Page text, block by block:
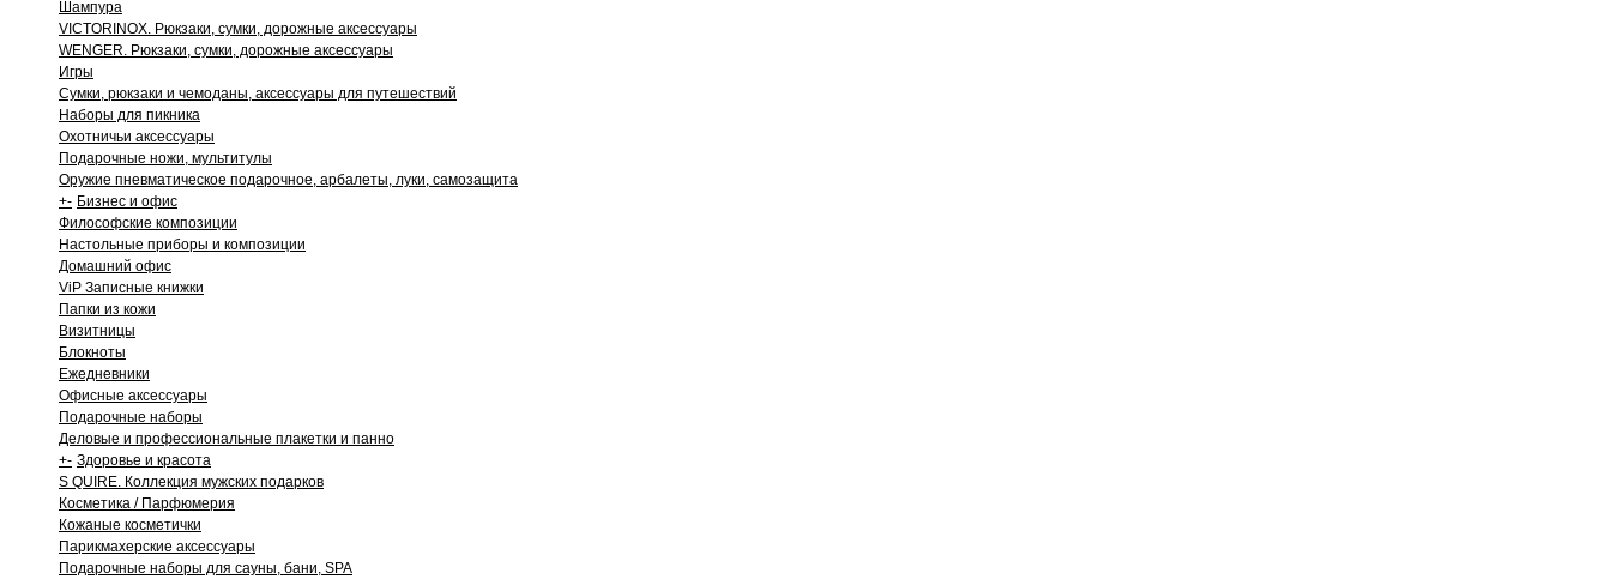
Шампура
VICTORINOX. Рюкзаки, сумки, дорожные аксессуары
WENGER. Рюкзаки, сумки, дорожные аксессуары
Игры
Сумки, рюкзаки и чемоданы, аксессуары для путешествий
Наборы для пикника
Охотничьи аксессуары
Подарочные ножи, мультитулы
Оружие пневматическое подарочное, арбалеты, луки, самозащита
+- Бизнес и офис
Философские композиции
Настольные приборы и композиции
Домашний офис
ViP Записные книжки
Папки из кожи
Визитницы
Блокноты
Ежедневники
Офисные аксессуары
Подарочные наборы
Деловые и профессиональные плакетки и панно
+- Здоровье и красота
S QUIRE. Коллекция мужских подарков
Косметика / Парфюмерия
Кожаные косметички
Парикмахерские аксессуары
Подарочные наборы для сауны, бани, SPA